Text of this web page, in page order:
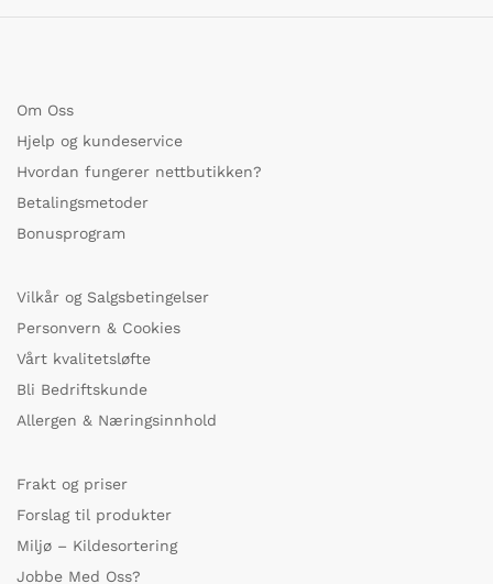
Om Oss
Hjelp og kundeservice
Hvordan fungerer nettbutikken?
Betalingsmetoder
Bonusprogram
Vilkår og Salgsbetingelser
Personvern & Cookies
Vårt kvalitetsløfte
Bli Bedriftskunde
Allergen & Næringsinnhold
Frakt og priser
Forslag til produkter
Miljø – Kildesortering
Jobbe Med Oss?